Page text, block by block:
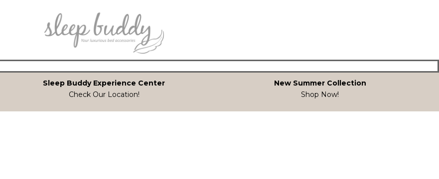
Sleep Buddy Experience Center
Check Our Location!
New Summer Collection
Shop Now!